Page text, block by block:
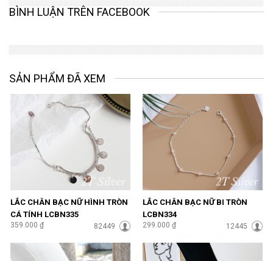
BÌNH LUẬN TRÊN FACEBOOK
SẢN PHẨM ĐÃ XEM
LẮC CHÂN BẠC NỮ HÌNH TRÒN
CÁ TÍNH LCBN335
359.000 ₫ 82449
LẮC CHÂN BẠC NỮ BI TRÒN
LCBN334
299.000 ₫ 12445